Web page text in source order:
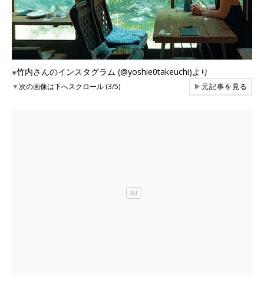
※竹内さんのインスタグラム (@yoshie0takeuchi)より
▼次の画像は下へスクロール (3/5) ▶元記事を見る